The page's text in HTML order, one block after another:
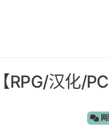
【RPG/汉化/